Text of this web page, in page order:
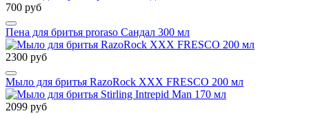
700 руб
Пена для бритья proraso Сандал 300 мл
2300 руб
Мыло для бритья RazoRock XXX FRESCO 200 мл
2099 руб